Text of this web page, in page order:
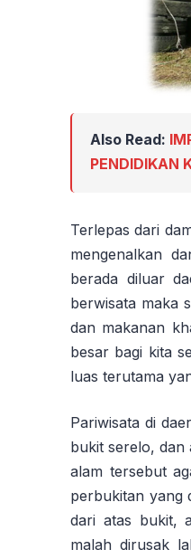
Also Read:
PENDIDIKAN
Terlepas dari
mengenalkan
berada diluar
berwisata maka
dan makanan
besar bagi kita
luas terutama
Pariwisata di
bukit serelo, dan
alam tersebut
perbukitan yang
dari atas bukit,
malah dirusak